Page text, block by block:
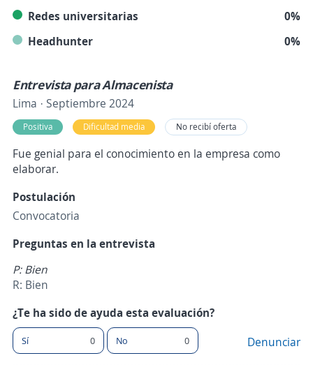
Redes universitarias
0%
Headhunter
0%
Entrevista para Almacenista
Lima · Septiembre 2024
Positiva Dificultad media No recibí oferta
Fue genial para el conocimiento en la empresa como
elaborar.
Postulación
Convocatoria
Preguntas en la entrevista
P: Bien
R: Bien
¿Te ha sido de ayuda esta evaluación?
Sí 0 No 0 Denunciar